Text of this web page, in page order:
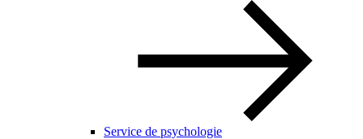
Service de psychologie